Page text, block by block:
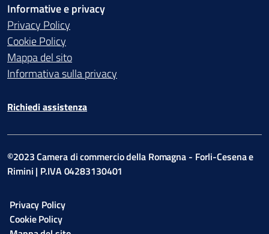
Informative e privacy
Privacy Policy
Cookie Policy
Mappa del sito
Informativa sulla privacy
Richiedi assistenza
©2023 Camera di commercio della Romagna - Forli-Cesena e
Rimini | P.IVA 04283130401
Privacy Policy
Cookie Policy